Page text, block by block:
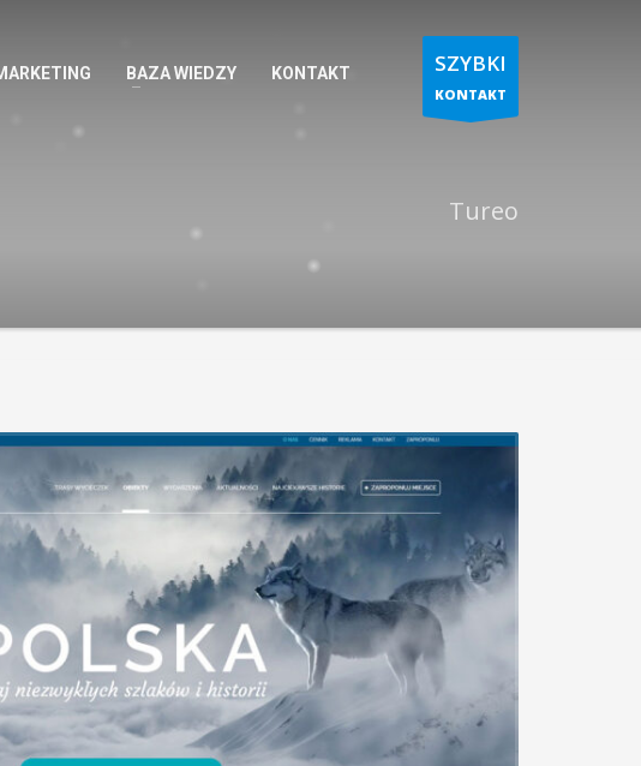
BAZA WIEDZY KONTAKT SZYBKI
KONTAKT
Tureo